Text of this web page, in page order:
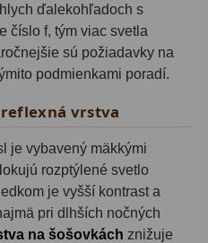
ďalekohľadoch s
číslo f, tým viac svetla
sú požiadavky na
podmienkami poradí.
vrstva
je vybavený mäkkými
rozptýlené svetlo
je vyšší kontrast a
pri dlhších nočných
na šošovkách znižuje